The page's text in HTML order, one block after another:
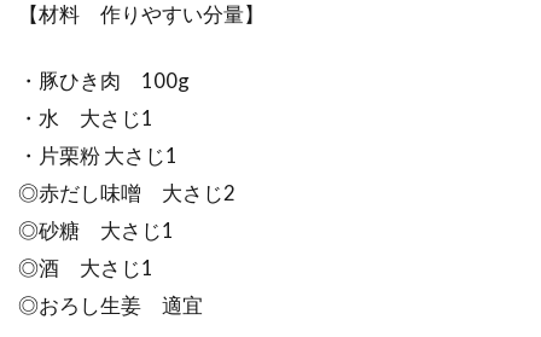
【材料 作りやすい分量】
・豚ひき肉 100g
・水 大さじ1
・片栗粉 大さじ1
◎赤だし味噌 大さじ2
◎砂糖 大さじ1
◎酒 大さじ1
◎おろし生姜 適宜